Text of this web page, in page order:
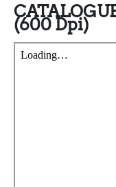
(600 Dpi)